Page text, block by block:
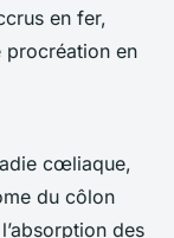
en fer,
procréation en
cœliaque,
du côlon
des